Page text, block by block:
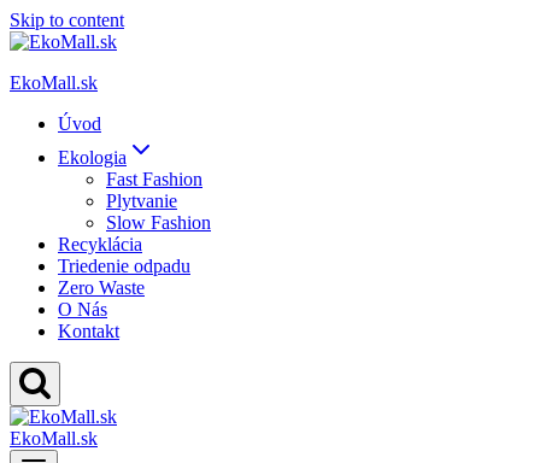
Skip to content
EkoMall.sk
Úvod
Ekologia
Fast Fashion
Plytvanie
Slow Fashion
Recyklácia
Triedenie odpadu
Zero Waste
O Nás
Kontakt
EkoMall.sk